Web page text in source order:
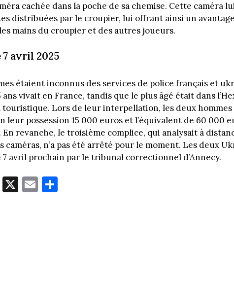
cachée dans la poche de sa chemise. Cette caméra
distribuées par le croupier, lui offrant ainsi un
mains du croupier et des autres joueurs.
avril 2025
étaient inconnus des services de police français et
ans vivait en France, tandis que le plus âgé était dans
touristique. Lors de leur interpellation, les deux
leur possession 15 000 euros et l’équivalent de 60 000
En revanche, le troisième complice, qui analysait à
caméras, n’a pas été arrêté pour le moment. Les deux
avril prochain par le tribunal correctionnel d’Annecy.
W
ha
X E
m